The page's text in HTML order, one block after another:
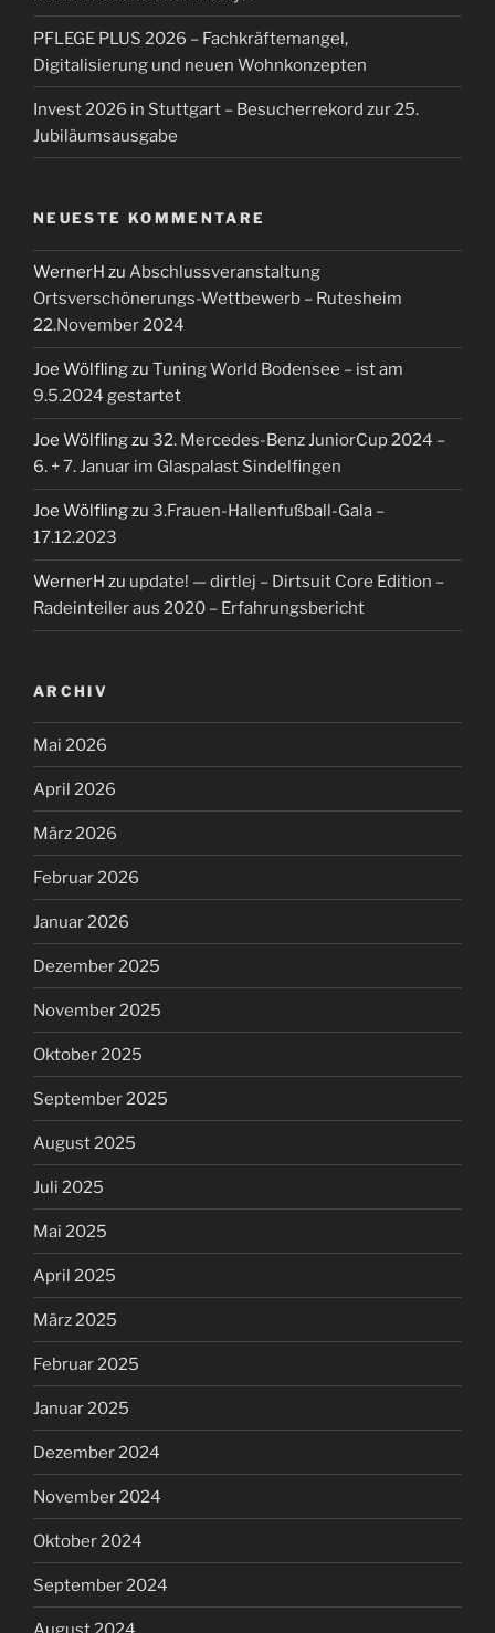
WernerHzuAbschlussveranstaltung
Ortsverschönerungs-Wettbewerb – Rutesheim
22.November 2024
Joe Wölfling zuTuning World Bodensee – ist am
9.5.2024 gestartet
6. + 7. Januar im Glaspalast Sindelfingen
Joe Wölflingzu3.Frauen-Hallenfußball-Gala –
17.12.2023
WernerHzuupdate! — dirtlej – Dirtsuit Core Edition –
Radeinteiler aus 2020 – Erfahrungsbericht
ARCHIV
Mai 2026
April 2026
März 2026
Februar 2026
November 2025
Oktober 2025
September 2025
August 2025
Juli 2025
Mai 2025
April 2025
März 2025
Februar 2025
Januar 2025
Dezember 2024
November 2024
Oktober 2024
September 2024
August 2024
Juli 2024
Juni 2024
Mai 2024
April 2024
März 2024